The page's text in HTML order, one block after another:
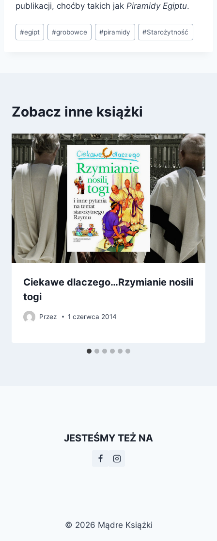
publikacji, choćby takich jak Piramidy Egiptu.
Tagi
wpisu:
#egipt #grobowce #piramidy #Starożytność
Zobacz inne książki
Ciekawe dlaczego…Rzymianie nosili
togi
Przez 1 czerwca 2014
JESTEŚMY TEŻ NA
© 2026 Mądre Książki